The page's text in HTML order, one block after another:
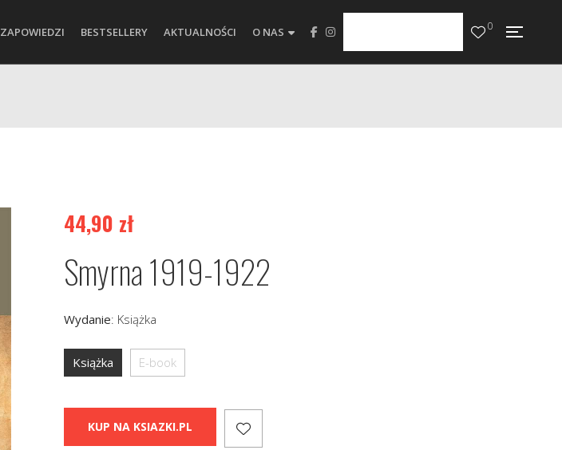
ZAPOWIEDZI BESTSELLERY AKTUALNOŚCI O NAS 0
44,90 zł
Smyrna 1919-1922
Wydanie: Książka
Książka E-book
KUP NA KSIAZKI.PL